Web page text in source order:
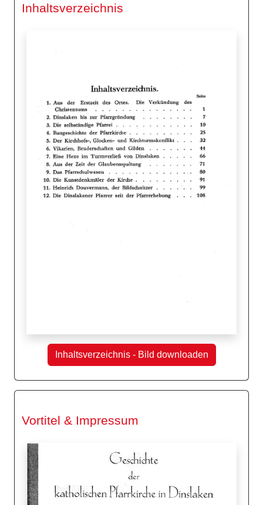
Inhaltsverzeichnis
Inhaltsverzeichnis - Bild downloaden
Vortitel & Impressum